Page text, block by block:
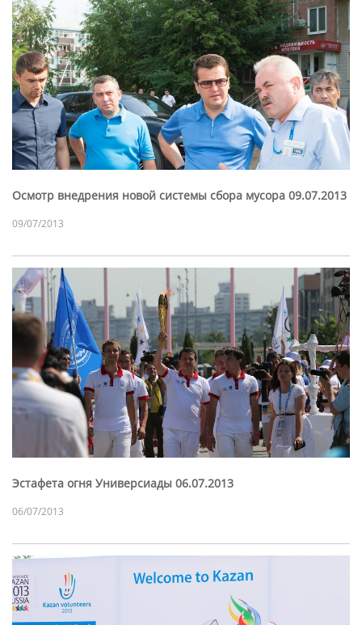
Осмотр внедрения новой системы сбора мусора 09.07.2013
09/07/2013
Эстафета огня Универсиады 06.07.2013
06/07/2013